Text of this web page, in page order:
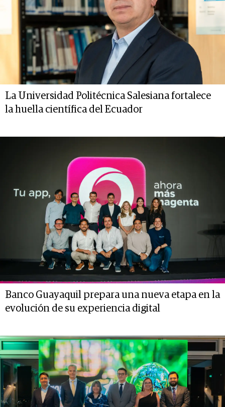
La Universidad Politécnica Salesiana fortalece
la huella científica del Ecuador
Banco Guayaquil prepara una nueva etapa en la
evolución de su experiencia digital